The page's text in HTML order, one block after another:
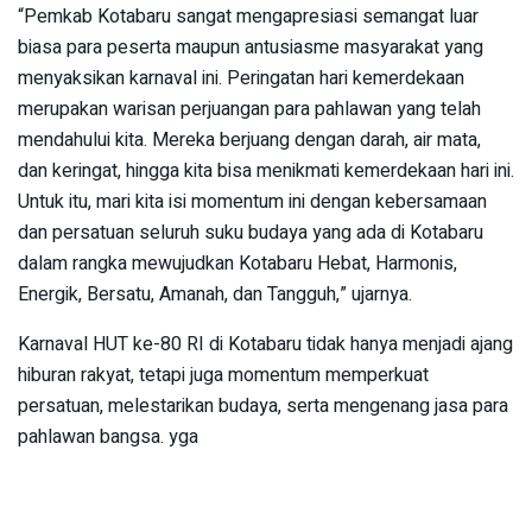
“Pemkab Kotabaru sangat mengapresiasi semangat luar
biasa para peserta maupun antusiasme masyarakat yang
menyaksikan karnaval ini. Peringatan hari kemerdekaan
merupakan warisan perjuangan para pahlawan yang telah
mendahului kita. Mereka berjuang dengan darah, air mata,
dan keringat, hingga kita bisa menikmati kemerdekaan hari ini.
Untuk itu, mari kita isi momentum ini dengan kebersamaan
dan persatuan seluruh suku budaya yang ada di Kotabaru
dalam rangka mewujudkan Kotabaru Hebat, Harmonis,
Energik, Bersatu, Amanah, dan Tangguh,” ujarnya.
Karnaval HUT ke-80 RI di Kotabaru tidak hanya menjadi ajang
hiburan rakyat, tetapi juga momentum memperkuat
persatuan, melestarikan budaya, serta mengenang jasa para
pahlawan bangsa. yga